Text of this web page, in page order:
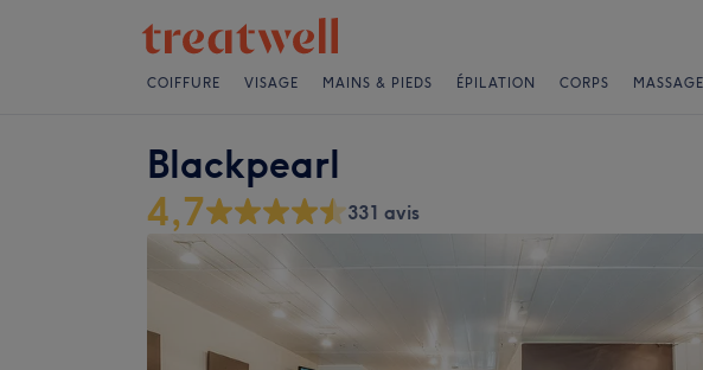
COIFFURE VISAGE MAINS & PIEDS ÉPILATION CORPS MASSAGE
Blackpearl
4,7 331 avis